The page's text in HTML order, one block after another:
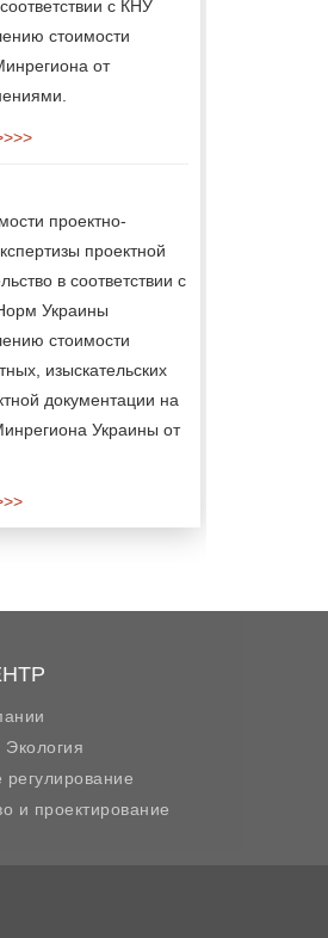
с КНУ
стоимости
от
проектно-
проектной
в соответствии с
Украины
стоимости
изыскательских
документации на
Украины от
Экология
и проектирование